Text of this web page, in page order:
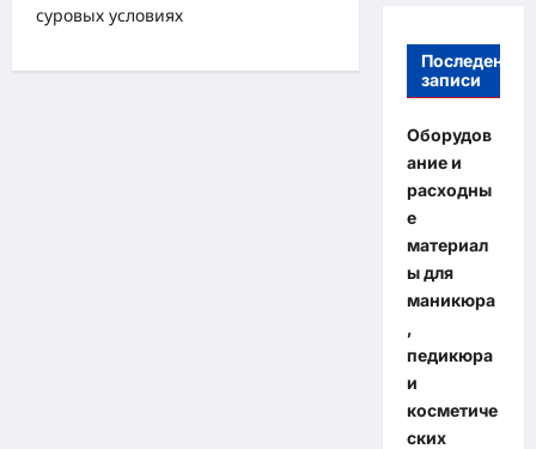
суровых условиях
Последение
записи
Оборудов
ание и
расходны
е
материал
ы для
маникюра
,
педикюра
и
косметиче
ских